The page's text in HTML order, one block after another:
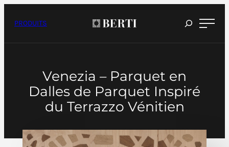
Passer
contenu
PRODUITS
Venezia – Parquet en
Dalles de Parquet Inspiré
du Terrazzo Vénitien